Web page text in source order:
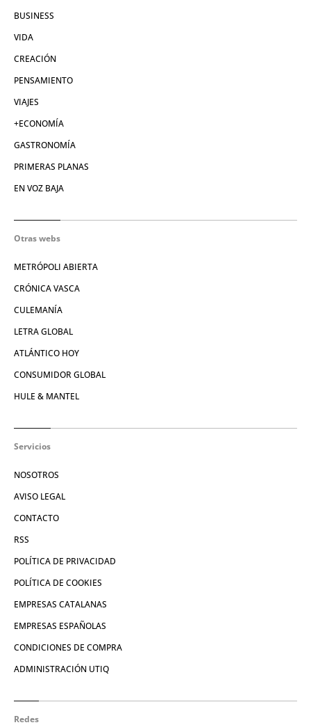
BUSINESS
VIDA
CREACIÓN
PENSAMIENTO
VIAJES
+ECONOMÍA
GASTRONOMÍA
PRIMERAS PLANAS
EN VOZ BAJA
Otras webs
METRÓPOLI ABIERTA
CRÓNICA VASCA
CULEMANÍA
LETRA GLOBAL
ATLÁNTICO HOY
CONSUMIDOR GLOBAL
HULE & MANTEL
Servicios
NOSOTROS
AVISO LEGAL
CONTACTO
RSS
POLÍTICA DE PRIVACIDAD
POLÍTICA DE COOKIES
EMPRESAS CATALANAS
EMPRESAS ESPAÑOLAS
CONDICIONES DE COMPRA
ADMINISTRACIÓN UTIQ
Redes